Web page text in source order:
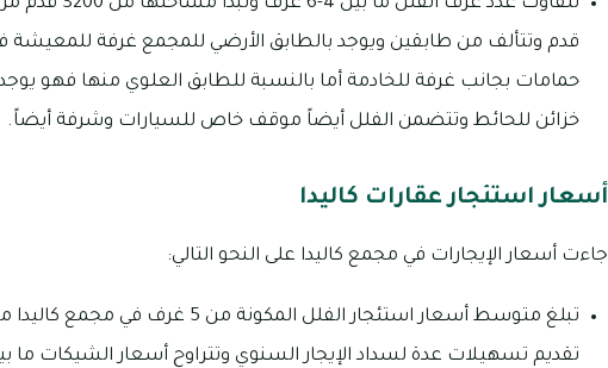
قدم وتتألف من طابقين ويوجد بالطابق الأرضي للمجمع غرفة
حمامات بجانب غرفة للخادمة أما بالنسبة للطابق العلوي منها فهو
خزائن للحائط وتتضمن الفلل أيضاً موقف خاص للسيارات وشرفة أيضاً.
أسعار استئجار عقارات كاليدا
جاءت أسعار الإيجارات في مجمع كاليدا على النحو التالي:
تقديم تسهيلات عدة لسداد الإيجار السنوي وتتراوح أسعار الشيكات ما بين 6-8 شيكات وقد تصل إلى 12